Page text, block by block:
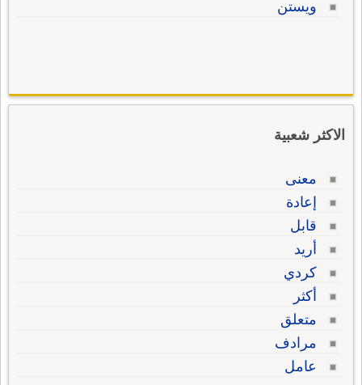
ويستن
الاكثر شعبية
معنى
إعادة
قابل
أريد
كردي
أكثر
متعلق
مرادف
عامل